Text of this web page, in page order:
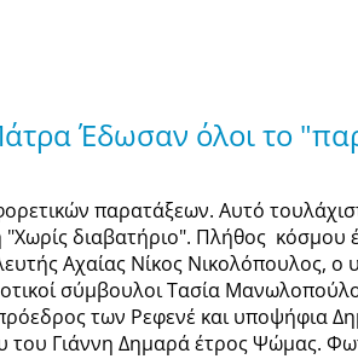
Έδωσαν όλοι το
παρατάξεων. Αυτό
διαβατήριο". Πλήθος
Αχαίας Νίκος Νικολόπουλος,
σύμβουλοι Τασία
των Ρεφενέ και υποψήφια
του Γιάννη Δημαρά έτρος Ψώμας.